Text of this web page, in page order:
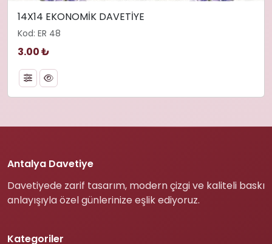
14X14 EKONOMİK DAVETİYE
Kod: ER 48
3.00 ₺
Antalya Davetiye
Davetiyede zarif tasarım, modern çizgi ve kaliteli baskı
anlayışıyla özel günlerinize eşlik ediyoruz.
Kategoriler